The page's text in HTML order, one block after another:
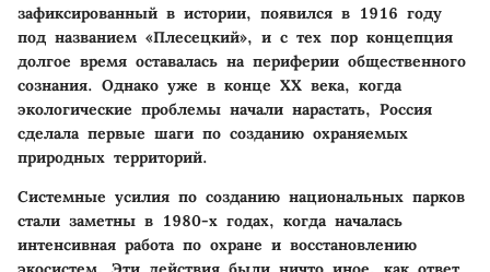
зафиксированный в истории, появился в 1916 году
под названием «Плесецкий», и с тех пор концепция
долгое время оставалась на периферии общественного
сознания. Однако уже в конце XX века, когда
экологические проблемы начали нарастать, Россия
сделала первые шаги по созданию охраняемых
природных территорий.
Системные усилия по созданию национальных парков
стали заметны в 1980-х годах, когда началась
интенсивная работа по охране и восстановлению